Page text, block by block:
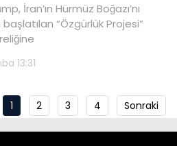
İran’ın Hürmüz Boğazı’nı
“Özgürlük Projesi”
13:31
1 2 3 4 Sonraki